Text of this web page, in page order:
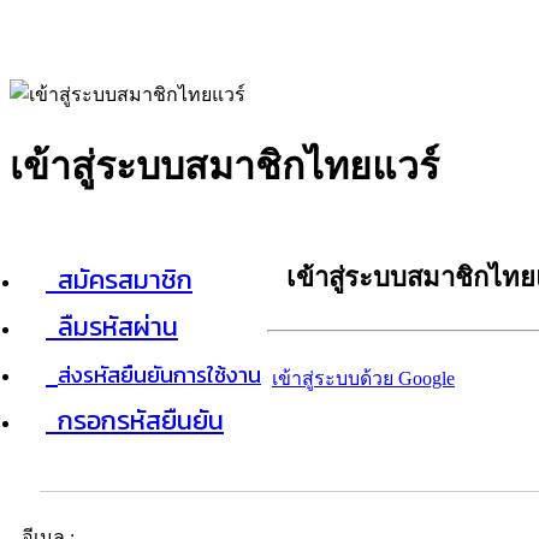
เข้าสู่ระบบสมาชิกไทยแวร์
สมัครสมาชิก
ลืมรหัสผ่าน
ส่งรหัสยืนยันการใช้งาน
กรอกรหัสยืนยัน
เข้าสู่ระบบสมาชิกไท
เข้าสู่ระบบด้วย Google